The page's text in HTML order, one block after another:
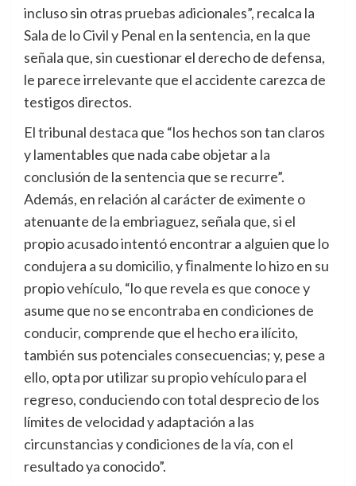
incluso sin otras pruebas adicionales”, recalca la
Sala de lo Civil y Penal en la sentencia, en la que
señala que, sin cuestionar el derecho de defensa,
le parece irrelevante que el accidente carezca de
testigos directos.
El tribunal destaca que “los hechos son tan claros
y lamentables que nada cabe objetar a la
conclusión de la sentencia que se recurre”.
Además, en relación al carácter de eximente o
atenuante de la embriaguez, señala que, si el
propio acusado intentó encontrar a alguien que lo
condujera a su domicilio, y ﬁnalmente lo hizo en su
propio vehículo, “lo que revela es que conoce y
asume que no se encontraba en condiciones de
conducir, comprende que el hecho era ilícito,
también sus potenciales consecuencias; y, pese a
ello, opta por utilizar su propio vehículo para el
regreso, conduciendo con total desprecio de los
límites de velocidad y adaptación a las
circunstancias y condiciones de la vía, con el
resultado ya conocido”.